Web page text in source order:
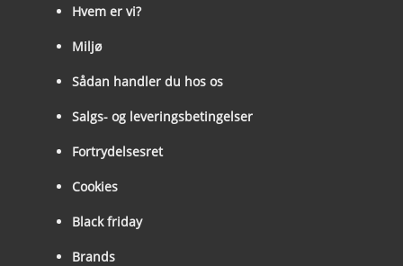
Hvem er vi?
Miljø
Sådan handler du hos os
Salgs- og leveringsbetingelser
Fortrydelsesret
Cookies
Black friday
Brands